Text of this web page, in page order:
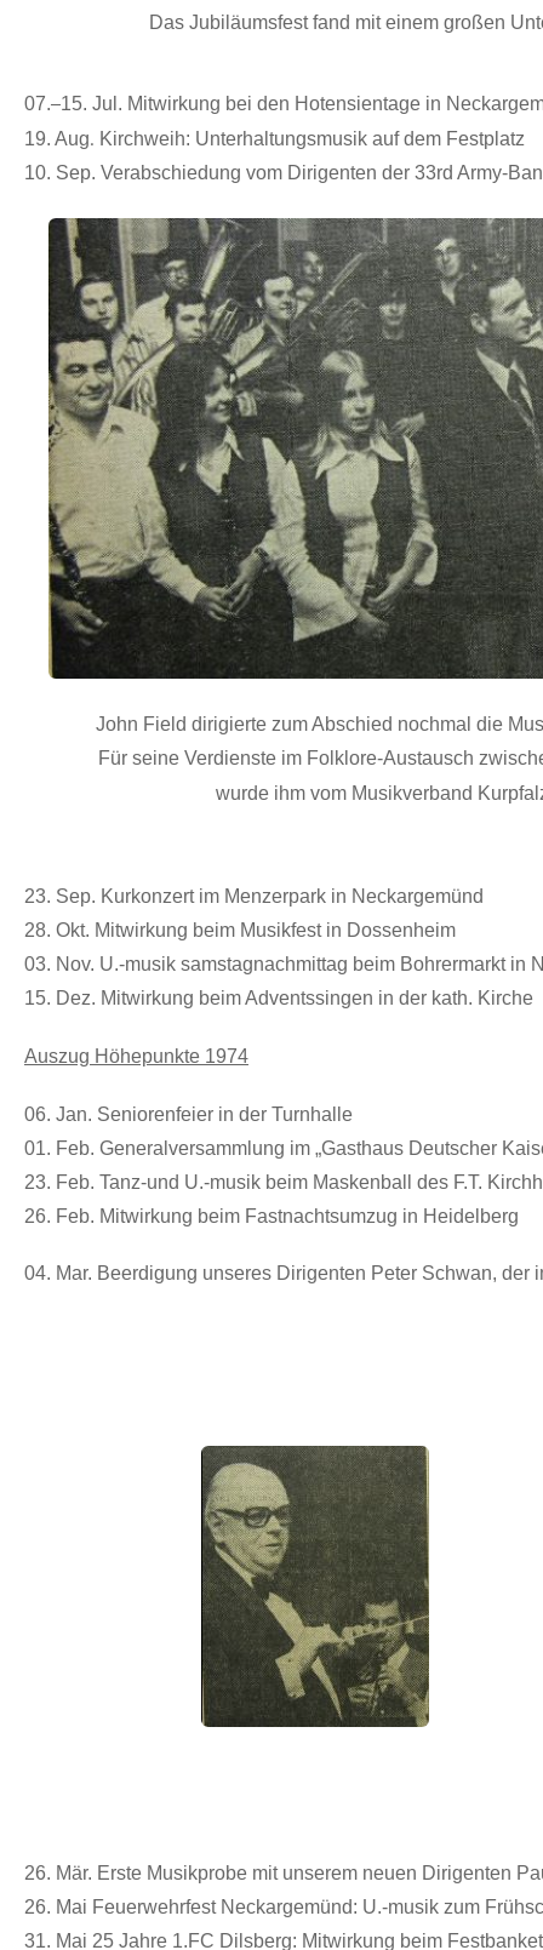
Das Jubiläumsfest fand mit einem großen
07.–15. Jul. Mitwirkung bei den Hotensientage in
19. Aug. Kirchweih: Unterhaltungsmusik auf dem Festplatz
10. Sep. Verabschiedung vom Dirigenten der 33rd Army-
John Field dirigierte zum Abschied nochmal die
Für seine Verdienste im Folklore-Austausch
wurde ihm vom Musikverband
23. Sep. Kurkonzert im Menzerpark in Neckargemünd
28. Okt. Mitwirkung beim Musikfest in Dossenheim
03. Nov. U.-musik samstagnachmittag beim Bohrermarkt in
15. Dez. Mitwirkung beim Adventssingen in der kath. Kirche
Auszug Höhepunkte 1974
06. Jan. Seniorenfeier in der Turnhalle
01. Feb. Generalversammlung im „Gasthaus Deutscher
23. Feb. Tanz-und U.-musik beim Maskenball des F.T.
26. Feb. Mitwirkung beim Fastnachtsumzug in Heidelberg
04. Mar. Beerdigung unseres Dirigenten Peter Schwan, der
26. Mär. Erste Musikprobe mit unserem neuen Dirigenten
26. Mai Feuerwehrfest Neckargemünd: U.-musik zum
31. Mai 25 Jahre 1.FC Dilsberg: Mitwirkung beim